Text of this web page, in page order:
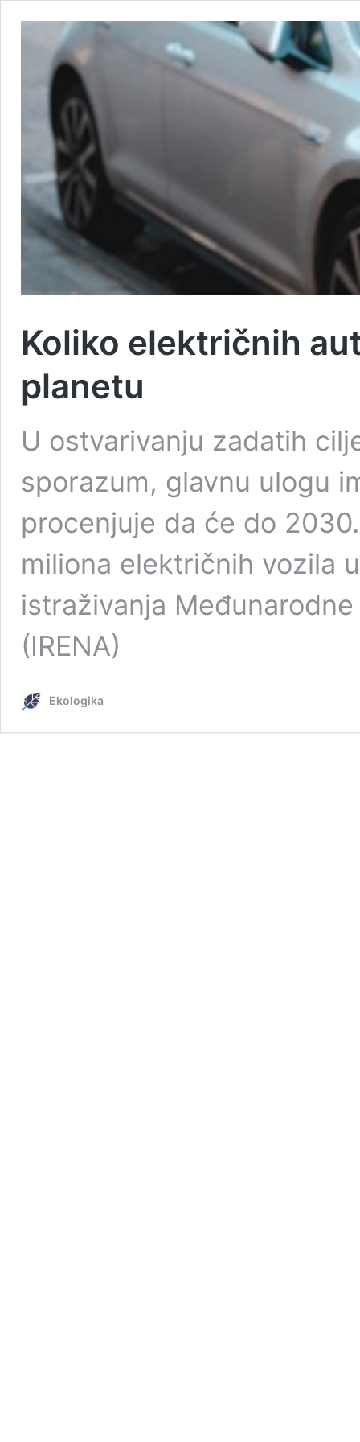
Koliko električnih
planetu
U ostvarivanju zadatih
sporazum, glavnu ulogu
procenjuje da će do
miliona električnih vozila
istraživanja
(IRENA)
Ekologika